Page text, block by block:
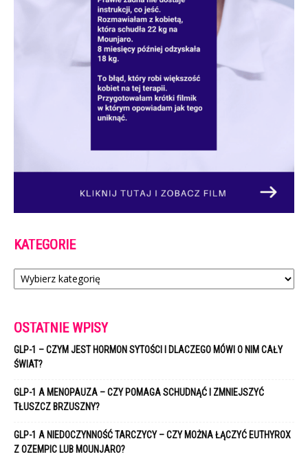
KATEGORIE
Kategorie
OSTATNIE WPISY
GLP-1 – CZYM JEST HORMON SYTOŚCI I DLACZEGO MÓWI O NIM CAŁY
ŚWIAT?
GLP-1 A MENOPAUZA – CZY POMAGA SCHUDNĄĆ I ZMNIEJSZYĆ
TŁUSZCZ BRZUSZNY?
GLP-1 A NIEDOCZYNNOŚĆ TARCZYCY – CZY MOŻNA ŁĄCZYĆ EUTHYROX
Z OZEMPIC LUB MOUNJARO?